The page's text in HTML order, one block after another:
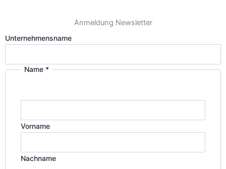
g
r
a
m
d
i
n
Anmeldung Newsletter
Unternehmensname
Name *
Vorname
Nachname